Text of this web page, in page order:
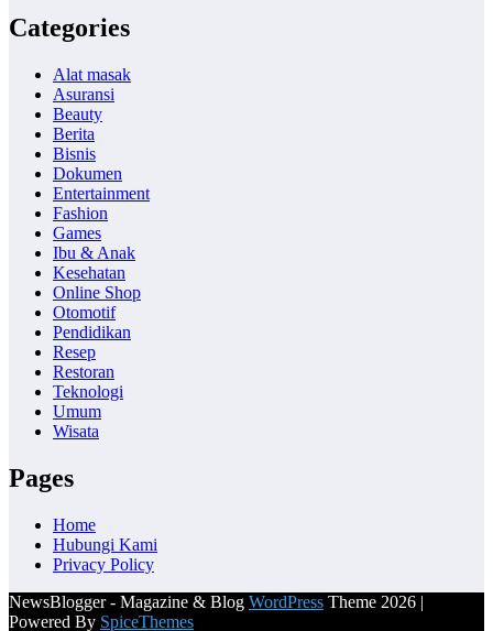
Categories
Alat masak
Asuransi
Beauty
Berita
Bisnis
Dokumen
Entertainment
Fashion
Games
Ibu & Anak
Kesehatan
Online Shop
Otomotif
Pendidikan
Resep
Restoran
Teknologi
Umum
Wisata
Pages
Home
Hubungi Kami
Privacy Policy
NewsBlogger - Magazine & Blog WordPress Theme 2026 |
Powered By SpiceThemes